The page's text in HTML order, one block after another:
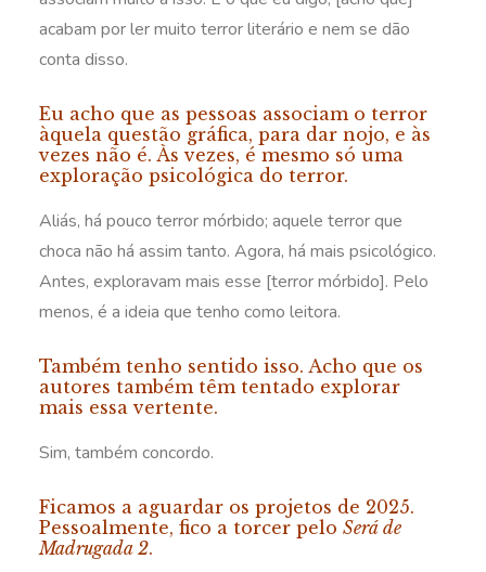
acabam por ler muito terror literário e nem se dão
conta disso.
Eu acho que as pessoas associam o terror
àquela questão gráfica, para dar nojo, e às
vezes não é. Às vezes, é mesmo só uma
exploração psicológica do terror.
Aliás, há pouco terror mórbido; aquele terror que
choca não há assim tanto. Agora, há mais psicológico.
Antes, exploravam mais esse [terror mórbido]. Pelo
menos, é a ideia que tenho como leitora.
Também tenho sentido isso. Acho que os
autores também têm tentado explorar
mais essa vertente.
Sim, também concordo.
Ficamos a aguardar os projetos de 2025.
Pessoalmente, fico a torcer pelo Será de
Madrugada 2.